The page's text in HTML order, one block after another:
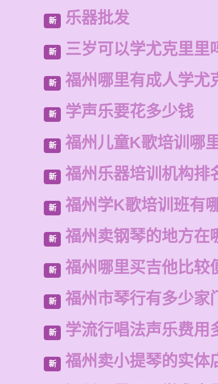
新 乐器批发
新 三岁可以学尤克里里
新 福州哪里有成人学尤
新 学声乐要花多少钱
新 福州儿童K歌培训哪
新 福州乐器培训机构排
新 福州学K歌培训班有
新 福州卖钢琴的地方在
新 福州哪里买吉他比较
新 福州市琴行有多少家
新 学流行唱法声乐费用
新 福州卖小提琴的实体